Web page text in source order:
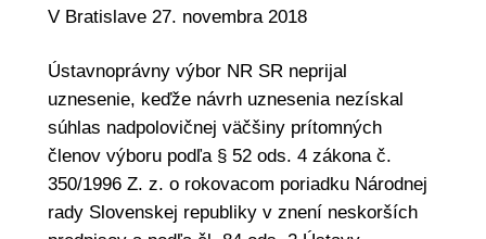
V Bratislave 27. novembra 2018
Ústavnoprávny výbor NR SR neprijal
uznesenie, keďže návrh uznesenia nezískal
súhlas nadpolovičnej väčšiny prítomných
členov výboru podľa § 52 ods. 4 zákona č.
350/1996 Z. z. o rokovacom poriadku Národnej
rady Slovenskej republiky v znení neskorších